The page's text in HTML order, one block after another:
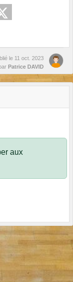
le 11 oct. 2023
Patrice DAVID
aux